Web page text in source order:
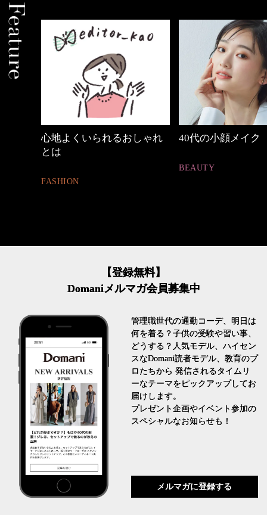
心地よくいられるおしゃれ
とは
FASHION
40代の小顔メイク
BEAUTY
【登録無料】
Domaniメルマガ会員募集中
管理職世代の通勤コーデ、明日は
何を着る？子供の受験や習い事、
どうする？人気モデル、ハイセン
スなDomani読者モデル、教育のプ
ロたちから 発信されるタイムリ
ーなテーマをピックアップしてお
届けします。
プレゼント企画やイベント参加の
スペシャルなお知らせも！
メルマガに登録する